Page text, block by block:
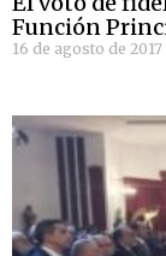
Función
16 de agosto de 2017